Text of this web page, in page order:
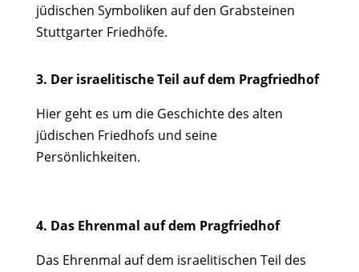
jüdischen Symboliken auf den Grabsteinen
Stuttgarter Friedhöfe.
3. Der israelitische Teil auf dem Pragfriedhof
Hier geht es um die Geschichte des alten
jüdischen Friedhofs und seine
Persönlichkeiten.
4. Das Ehrenmal auf dem Pragfriedhof
Das Ehrenmal auf dem israelitischen Teil des